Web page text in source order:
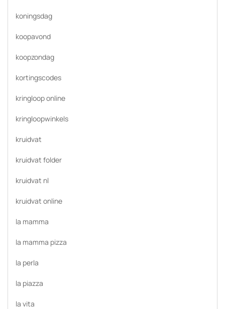
koningsdag
koopavond
koopzondag
kortingscodes
kringloop online
kringloopwinkels
kruidvat
kruidvat folder
kruidvat nl
kruidvat online
la mamma
la mamma pizza
la perla
la piazza
la vita